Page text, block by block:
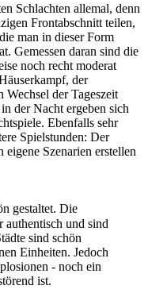
Schlachten allemal, denn
Frontabschnitt teilen,
man in dieser Form
Gemessen daran sind die
noch recht moderat
der
Wechsel der Tageszeit
der Nacht ergeben sich
Ebenfalls sehr
Spielstunden: Der
Szenarien erstellen
gestaltet. Die
authentisch und sind
sind schön
Einheiten. Jedoch
- noch ein
ist.